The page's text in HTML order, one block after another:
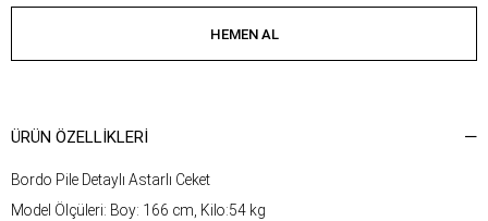
ÜRÜN ÖZELLIKLERI
Bordo Pile Detaylı Astarlı Ceket
Model Ölçüleri: Boy: 166 cm, Kilo:54 kg